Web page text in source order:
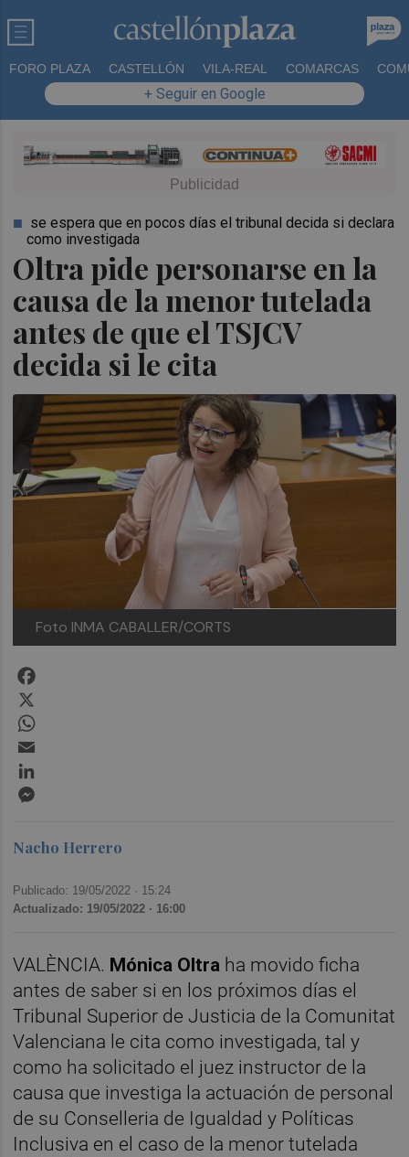
FORO PLAZA CASTELLÓN VILA-REAL COMARCAS
+ Seguir en Google
Oltra pide personarse en la
causa de la menor tutelada
antes de que el TSJCV
decida si le cita
se espera que en pocos días el tribunal decida si declara
como investigada
Foto INMA CABALLER/CORTS
Nacho Herrero
Publicado: 19/05/2022 · 15:24
Actualizado: 19/05/2022 · 16:00
VALÈNCIA. Mónica Oltra ha movido ficha
antes de saber si en los próximos días el
Tribunal Superior de Justicia de la Comunitat
Valenciana le cita como investigada, tal y
como ha solicitado el juez instructor de la
causa que investiga la actuación de personal
de su Conselleria de Igualdad y Políticas
Inclusiva en el caso de la menor tutelada